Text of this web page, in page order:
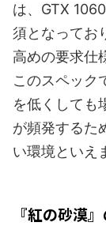
は、GTX
須となってお
高めの要求仕
このスペック
を低くしても
が頻発するた
い環境といえ
『紅の砂漠